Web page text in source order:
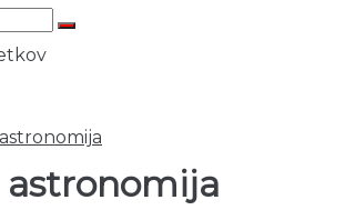
astronomija
astronomija